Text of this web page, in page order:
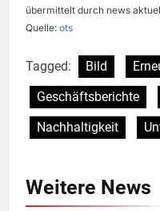
übermittelt durch news
Quelle: ots
Tagged: Bild
Geschäftsberichte
Nachhaltigkeit
Weitere News